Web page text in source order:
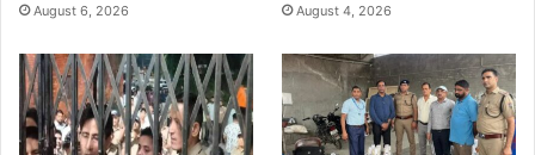
August 6, 2026 August 4, 2026